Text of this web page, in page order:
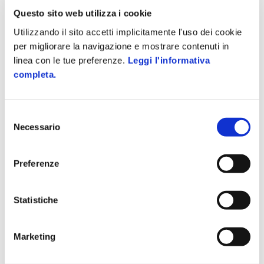
Questo sito web utilizza i cookie
Utilizzando il sito accetti implicitamente l'uso dei cookie
per migliorare la navigazione e mostrare contenuti in
linea con le tue preferenze. Leggi l'informativa
completa.
delNecessario
Preferenze
Statistiche
Marketing
intervistate infatti...